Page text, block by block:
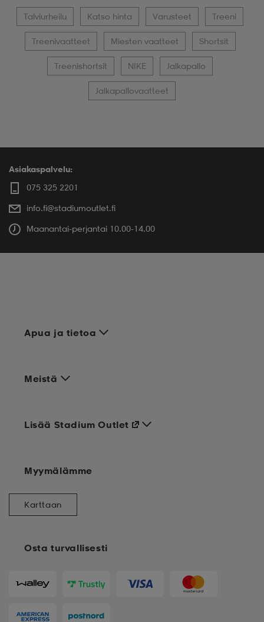
Talviurheilu Katso hinta Varusteet Treeni
Treenivaatteet Miesten vaatteet Shortsit
Treenishortsit NIKE Jalkapallo
Jalkapallovaatteet
Asiakaspalvelu:
075 325 2201
info.fi@stadiumoutlet.fi
Maanantai-perjantai 10.00-14.00
Apua ja tietoa
Meistä
Osta turvallisesti
Lisää Stadium Outlet
Myymälämme
Karttaan